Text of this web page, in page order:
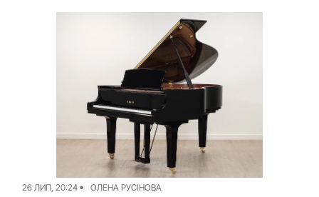
використовують за призначенням. Підрядника
для перевезення вже знайшли. Про це
26 ЛИП, 20:24 ОЛЕНА РУСІНОВА